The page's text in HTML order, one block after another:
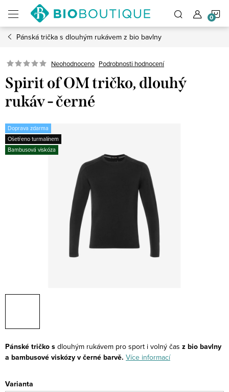
obsah
Pánská trička s dlouhým rukávem z bio bavlny
Neohodnoceno Podrobnosti hodnocení
Spirit of OM tričko, dlouhý
rukáv - černé
Doprava zdarma
Ošetřeno turmalínem
Bambusová viskóza
Pánské tričko s dlouhým rukávem pro sport i volný čas z bio bavlny
a bambusové viskózy v černé barvě. Více informací
Varianta